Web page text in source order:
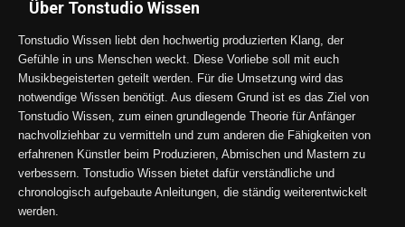
Über Tonstudio Wissen
Tonstudio Wissen liebt den hochwertig produzierten Klang, der
Gefühle in uns Menschen weckt. Diese Vorliebe soll mit euch
Musikbegeisterten geteilt werden. Für die Umsetzung wird das
notwendige Wissen benötigt. Aus diesem Grund ist es das Ziel von
Tonstudio Wissen, zum einen grundlegende Theorie für Anfänger
nachvollziehbar zu vermitteln und zum anderen die Fähigkeiten von
erfahrenen Künstler beim Produzieren, Abmischen und Mastern zu
verbessern. Tonstudio Wissen bietet dafür verständliche und
chronologisch aufgebaute Anleitungen, die ständig weiterentwickelt
werden.